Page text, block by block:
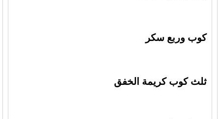
كوب وربع سكر
ثلث كوب كريمة الخفق